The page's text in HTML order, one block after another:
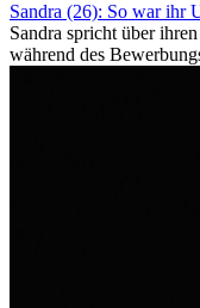
Sandra (26): So war ihr
Sandra spricht über
während des